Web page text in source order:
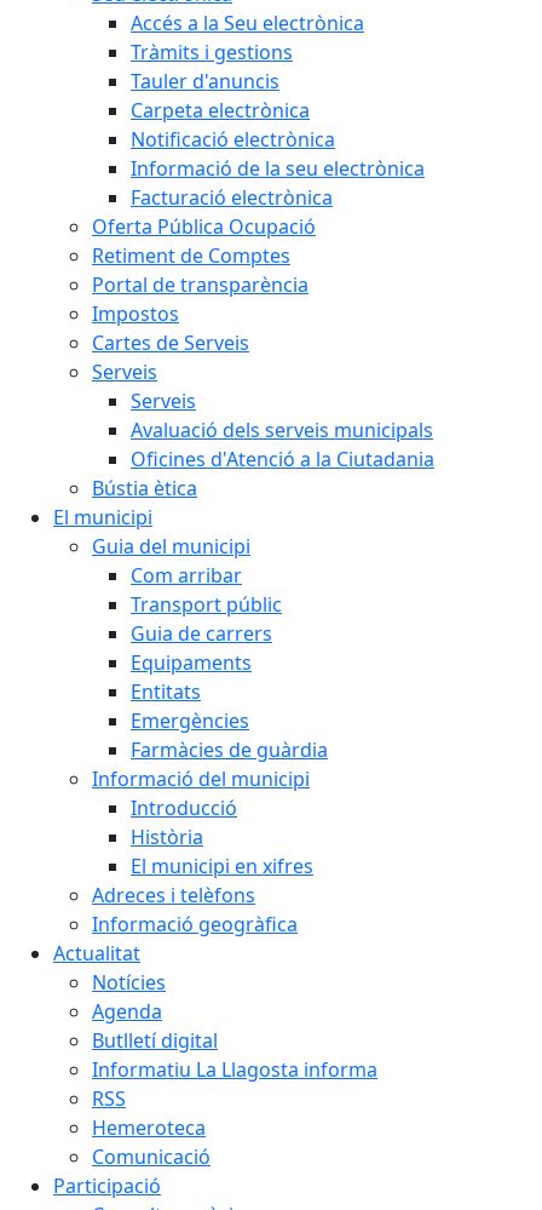
Accés a la Seu electrònica
Tràmits i gestions
Tauler d'anuncis
Carpeta electrònica
Notificació electrònica
Informació de la seu electrònica
Facturació electrònica
Oferta Pública Ocupació
Retiment de Comptes
Portal de transparència
Impostos
Cartes de Serveis
Serveis
Serveis
Avaluació dels serveis municipals
Oficines d'Atenció a la Ciutadania
Bústia ètica
El municipi
Guia del municipi
Com arribar
Transport públic
Guia de carrers
Equipaments
Entitats
Emergències
Farmàcies de guàrdia
Informació del municipi
Introducció
Història
El municipi en xifres
Adreces i telèfons
Informació geogràfica
Actualitat
Notícies
Agenda
Butlletí digital
Informatiu La Llagosta informa
RSS
Hemeroteca
Comunicació
Participació